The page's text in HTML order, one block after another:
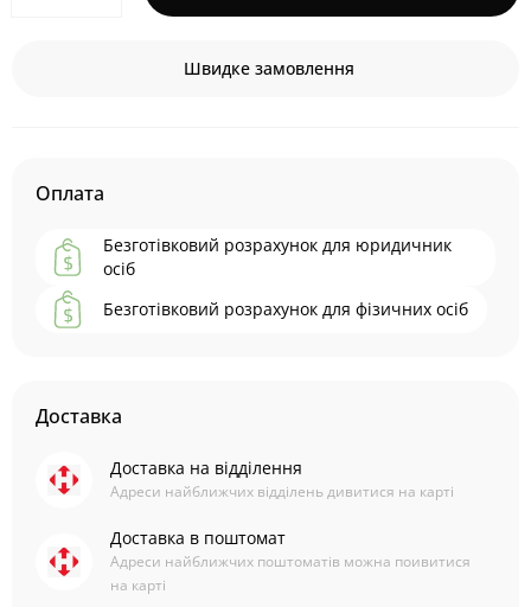
Швидке замовлення
Оплата
Безготівковий розрахунок для юридичник
осіб
Безготівковий розрахунок для фізичних осіб
Доставка
Доставка на відділення
Адреси найближчих відділень дивитися на карті
Доставка в поштомат
Адреси найближчих поштоматів можна поивитися
на карті